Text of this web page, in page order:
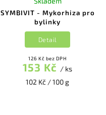
SYMBIVIT - Mykorhiza pro
bylinky
126 Kč bez DPH
153 Kč / ks
102 Kč / 100 g
Detail